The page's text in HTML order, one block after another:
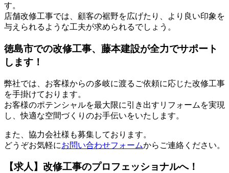
す。
店舗改修工事では、顧客の裾野を広げたり、より良い印象を
与えられるような工夫が求められるでしょう。
徳島市での改修工事、藤本建設が全力でサポート
します！
弊社では、お客様からの多岐に渡るご依頼に応じた改修工事
を手掛けております。
お客様のポテンシャルを最大限に引き出すリフォームを実現
し、快適な空間づくりのお手伝いをいたします。
また、協力会社様も募集しております。
どうぞお気軽にお問い合わせフォームからご連絡ください。
【求人】改修工事のプロフェッショナルへ！